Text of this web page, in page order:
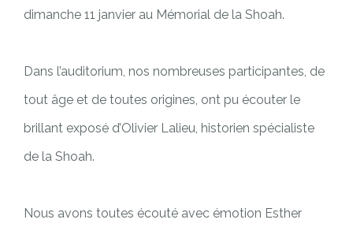
dimanche 11 janvier au Mémorial de la Shoah.
Dans l’auditorium, nos nombreuses participantes, de
tout âge et de toutes origines, ont pu écouter le
brillant exposé d’Olivier Lalieu, historien spécialiste
de la Shoah.
Nous avons toutes écouté avec émotion Esther